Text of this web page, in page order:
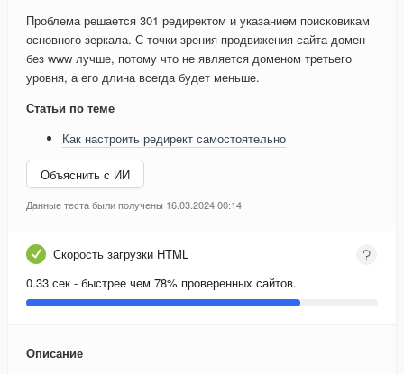
Проблема решается 301 редиректом и указанием поисковикам
основного зеркала. С точки зрения продвижения сайта домен
без www лучше, потому что не является доменом третьего
уровня, а его длина всегда будет меньше.
Статьи по теме
Как настроить редирект самостоятельно
Объяснить с ИИ
Данные теста были получены 16.03.2024 00:14
Скорость загрузки HTML
0.33 сек - быстрее чем 78% проверенных сайтов.
Описание